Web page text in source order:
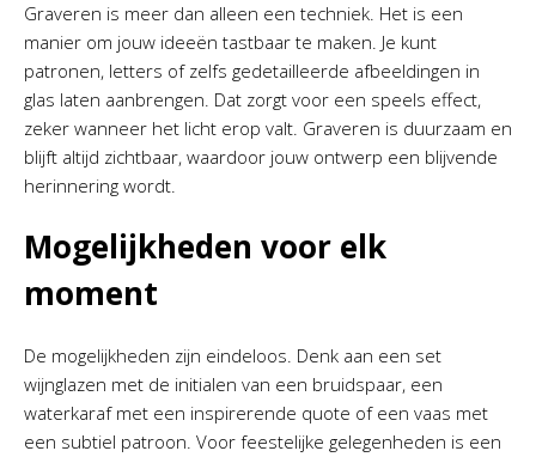
Graveren is meer dan alleen een techniek. Het is een
manier om jouw ideeën tastbaar te maken. Je kunt
patronen, letters of zelfs gedetailleerde afbeeldingen in
glas laten aanbrengen. Dat zorgt voor een speels effect,
zeker wanneer het licht erop valt. Graveren is duurzaam en
blijft altijd zichtbaar, waardoor jouw ontwerp een blijvende
herinnering wordt.
Mogelijkheden voor elk
moment
De mogelijkheden zijn eindeloos. Denk aan een set
wijnglazen met de initialen van een bruidspaar, een
waterkaraf met een inspirerende quote of een vaas met
een subtiel patroon. Voor feestelijke gelegenheden is een